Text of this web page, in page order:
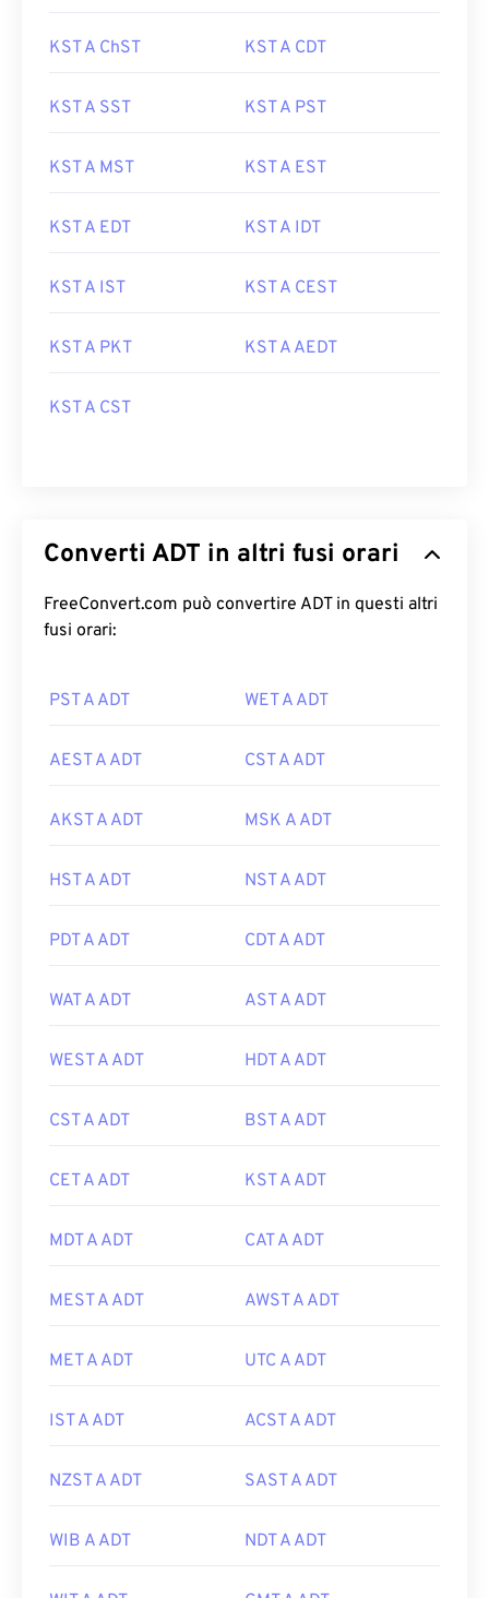
KST A ChST KST A CDT
KST A SST KST A PST
KST A MST KST A EST
KST A EDT KST A IDT
KST A IST KST A CEST
KST A PKT KST A AEDT
KST A CST
Converti ADT in altri fusi orari
FreeConvert.com può convertire ADT in questi altri
fusi orari:
PST A ADT WET A ADT
AEST A ADT CST A ADT
AKST A ADT MSK A ADT
HST A ADT NST A ADT
PDT A ADT CDT A ADT
WAT A ADT AST A ADT
WEST A ADT HDT A ADT
CST A ADT BST A ADT
CET A ADT KST A ADT
MDT A ADT CAT A ADT
MEST A ADT AWST A ADT
MET A ADT UTC A ADT
IST A ADT ACST A ADT
NZST A ADT SAST A ADT
WIB A ADT NDT A ADT